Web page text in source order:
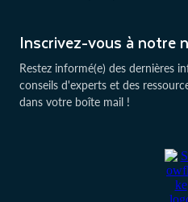
Inscrivez-vous à notre
Restez informé(e) des dernières
conseils d'experts et des
dans votre boîte mail !